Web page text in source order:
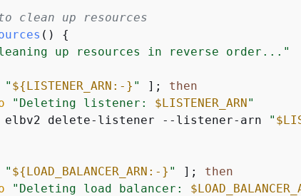
clean up resources
() {
up resources in reverse order..."
" ${LISTENER_ARN:-} " ]; then
"Deleting listener: $LISTENER_ARN"
elbv2 delete-listener --listener-arn
"
" ${LOAD_BALANCER_ARN:-} " ]; then
"Deleting load balancer: